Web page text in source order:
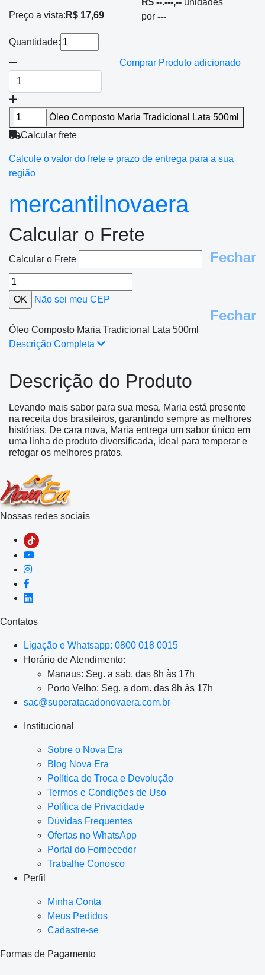
Preço a vista: R$ 17,69
R$ --.---,-- unidades
por ---
Quantidade:
Comprar Produto adicionado
Óleo Composto Maria Tradicional Lata 500ml
Calcular frete
Calcule o valor do frete e prazo de entrega para a sua
região
mercantilnovaera
Calcular o Frete
Fechar
Calcular o Frete
Não sei meu CEP
Fechar
Óleo Composto Maria Tradicional Lata 500ml
Descrição Completa
Descrição do Produto
Levando mais sabor para sua mesa, Maria está presente
na receita dos brasileiros, garantindo sempre as melhores
histórias. De cara nova, Maria entrega um sabor único em
uma linha de produto diversificada, ideal para temperar e
refogar os melhores pratos.
Nossas redes sociais
Contatos
Ligação e Whatsapp: 0800 018 0015
Horário de Atendimento:
Manaus: Seg. a sab. das 8h às 17h
Porto Velho: Seg. a dom. das 8h às 17h
sac@superatacadonovaera.com.br
Institucional
Sobre o Nova Era
Blog Nova Era
Política de Troca e Devolução
Termos e Condições de Uso
Política de Privacidade
Dúvidas Frequentes
Ofertas no WhatsApp
Portal do Fornecedor
Trabalhe Conosco
Perfil
Minha Conta
Meus Pedidos
Cadastre-se
Formas de Pagamento